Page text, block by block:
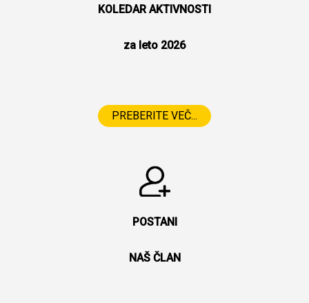
KOLEDAR AKTIVNOSTI
za leto 2026
PREBERITE VEČ...
POSTANI
NAŠ ČLAN